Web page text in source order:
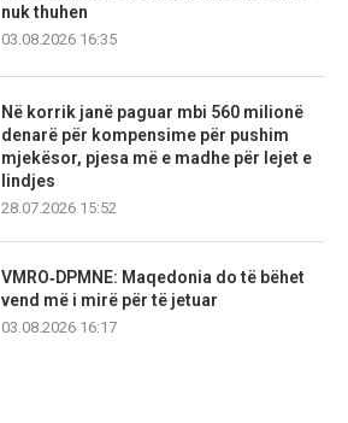
nuk thuhen
03.08.2026 16:35
Në korrik janë paguar mbi 560 milionë
denarë për kompensime për pushim
mjekësor, pjesa më e madhe për lejet e
lindjes
28.07.2026 15:52
VMRO‑DPMNE: Maqedonia do të bëhet
vend më i mirë për të jetuar
03.08.2026 16:17